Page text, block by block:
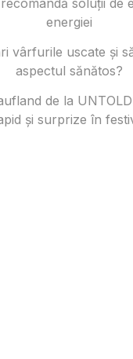
soluții de
energiei
vârfurile uscate și
aspectul sănătos?
de la
și surprize în